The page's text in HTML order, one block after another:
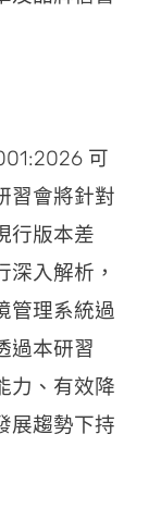
可
習會將針對
行版本差
入解析，
管理系統過
過本研習
力、有效降
展趨勢下持